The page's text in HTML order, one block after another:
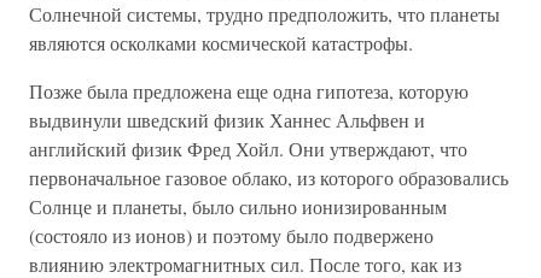
Солнечной системы, трудно предположить, что планеты
являются осколками космической катастрофы.
Позже была предложена еще одна гипотеза, которую
выдвинули шведский физик Ханнес Альфвен и
английский физик Фред Хойл. Они утверждают, что
первоначальное газовое облако, из которого образовались
Солнце и планеты, было сильно ионизированным
(состояло из ионов) и поэтому было подвержено
влиянию электромагнитных сил. После того, как из